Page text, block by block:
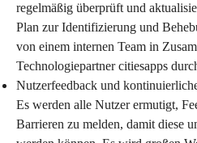
regelmäßig überprüft und
Plan zur Identifizierung und
von einem internen Team in
Technologiepartner citiesapps
Nutzerfeedback und
Es werden alle Nutzer ermutigt,
Barrieren zu melden, damit diese